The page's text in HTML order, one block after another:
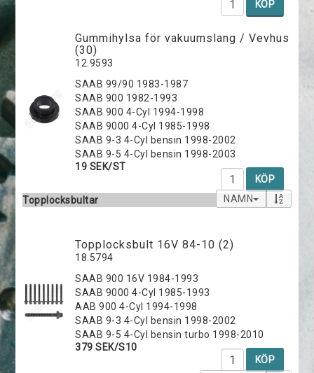
KÖP
Gummihylsa för vakuumslang / Vevhus
(30)
12.9593
SAAB 99/90 1983-1987
SAAB 900 1982-1993
SAAB 900 4-Cyl 1994-1998
SAAB 9000 4-Cyl 1985-1998
SAAB 9-3 4-Cyl bensin 1998-2002
SAAB 9-5 4-Cyl bensin 1998-2003
19 SEK/ST
KÖP
Topplocksbultar
NAMN
Topplocksbult 16V 84-10 (2)
18.5794
SAAB 900 16V 1984-1993
SAAB 9000 4-Cyl 1985-1993
AAB 900 4-Cyl 1994-1998
SAAB 9-3 4-Cyl bensin 1998-2002
SAAB 9-5 4-Cyl bensin turbo 1998-2010
379 SEK/S10
KÖP